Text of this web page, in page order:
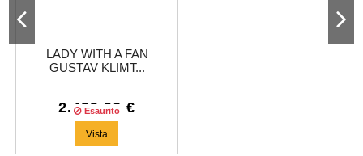
LADY WITH A FAN
GUSTAV KLIMT...
2.499,96 €
Esaurito
Vista